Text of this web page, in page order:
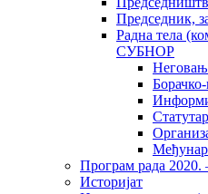
Председник,
Радна тела
СУБНОР
Програм рада 2020.
Историјат